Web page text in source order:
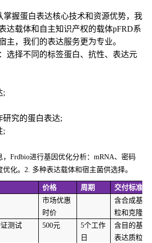
掌握蛋白表达核心技术和资源优势，我
达载体和自主知识产权的载体pFRD系
主，我们的表达服务更为专业。
选择不同的标签蛋白、抗性、表达元
;
研究的蛋白表达;
;
，Frdbio进行基因优化分析：mRNA、密码
化。2. 多种表达载体和宿主菌供选择。
价格 周期
交付标准
市场优惠
时价
含合成基因
粒和克隆菌
测试 500元 5个工作
日
含目的基因
表达质粒+